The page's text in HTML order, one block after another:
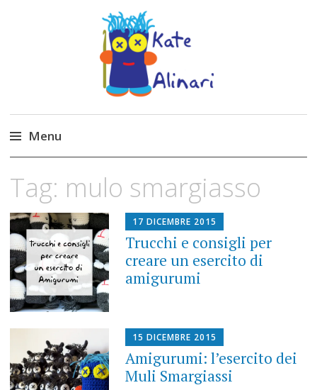
Made by Kate
Kate Alinari, corsi di uncinetto, entusiasmo,
schemi gratuiti, amigurumi, I Balocchi del Tipo
Strano, traduzioni e tanto divertimento!
Menu
content
Tag: mulo smargiasso
17 DICEMBRE 2015
Trucchi e consigli per
creare un esercito di
amigurumi
15 DICEMBRE 2015
Amigurumi: l’esercito dei
Muli Smargiassi